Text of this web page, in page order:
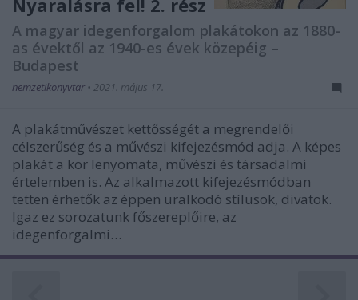
A magyar idegenforgalom plakátokon az 1880-
as évektől az 1940-es évek közepéig –
Budapest
nemzetikonyvtar • 2021. május 17.
A plakátművészet kettősségét a megrendelői
célszerűség és a művészi kifejezésmód adja. A képes
plakát a kor lenyomata, művészi és társadalmi
értelemben is. Az alkalmazott kifejezésmódban
tetten érhetők az éppen uralkodó stílusok, divatok.
Igaz ez sorozatunk főszereplőire, az
idegenforgalmi…